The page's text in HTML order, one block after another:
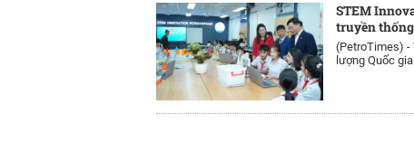
STEM
truyền
(PetroTimes) -
lượng Quốc